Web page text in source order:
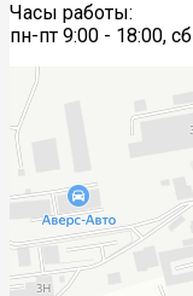
Часы работы:
пн-пт 9:00 - 18:00,